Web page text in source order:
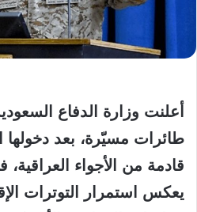
طائرات مسيّرة، بعد دخولها
قادمة من الأجواء
يعكس استمرار التوترات